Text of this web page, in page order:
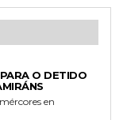
O DETIDO
en